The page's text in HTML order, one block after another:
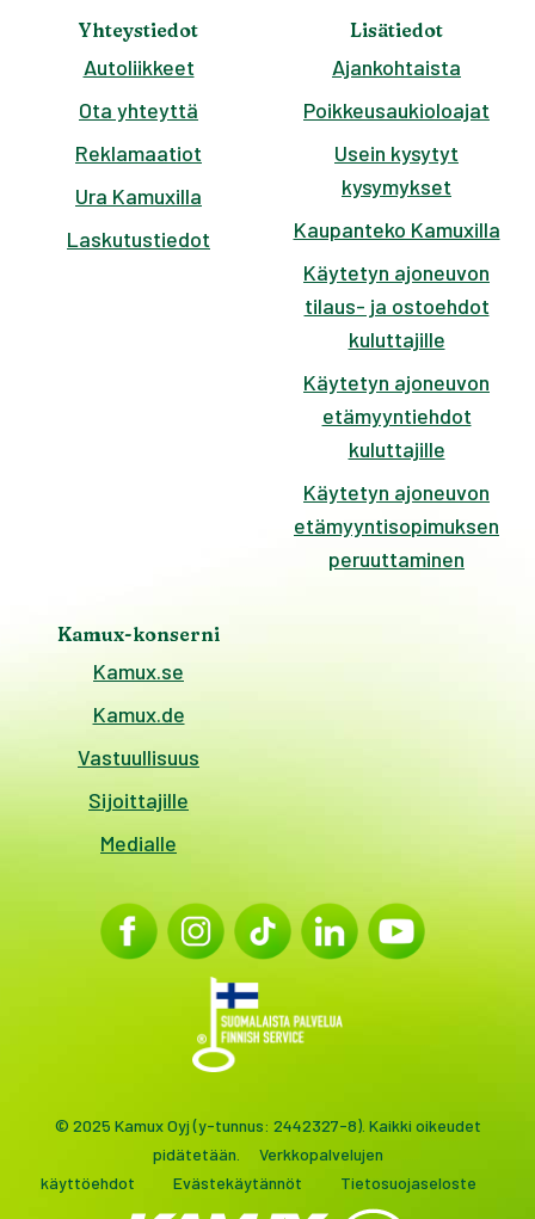
Yhteystiedot
Autoliikkeet
Ota yhteyttä
Reklamaatiot
Ura Kamuxilla
Laskutustiedot
Lisätiedot
Ajankohtaista
Poikkeusaukioloajat
Usein kysytyt
kysymykset
Kaupanteko Kamuxilla
Käytetyn ajoneuvon
tilaus- ja ostoehdot
kuluttajille
Käytetyn ajoneuvon
etämyyntiehdot
kuluttajille
Käytetyn ajoneuvon
etämyyntisopimuksen
peruuttaminen
Kamux-konserni
Kamux.se
Kamux.de
Vastuullisuus
Sijoittajille
Medialle
© 2025 Kamux Oyj (y-tunnus: 2442327-8). Kaikki oikeudet
pidätetään.
Verkkopalvelujen
käyttöehdot
Evästekäytännöt Tietosuojaseloste